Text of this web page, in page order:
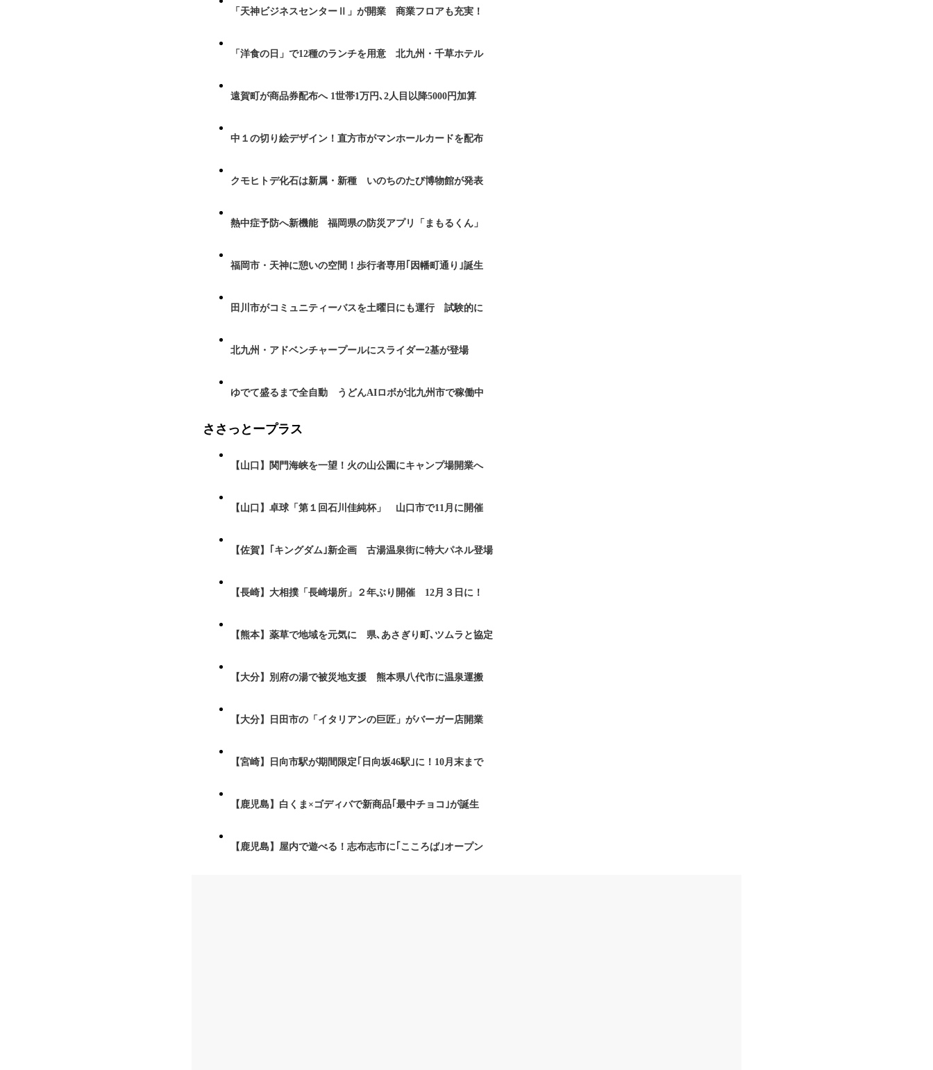
「天神ビジネスセンターⅡ」が開業 商業フロアも充実！
「洋食の日」で12種のランチを用意 北九州・千草ホテル
遠賀町が商品券配布へ 1世帯1万円､2人目以降5000円加算
中１の切り絵デザイン！直方市がマンホールカードを配布
クモヒトデ化石は新属・新種 いのちのたび博物館が発表
熱中症予防へ新機能 福岡県の防災アプリ「まもるくん」
福岡市・天神に憩いの空間！歩行者専用｢因幡町通り｣誕生
田川市がコミュニティーバスを土曜日にも運行 試験的に
北九州・アドベンチャープールにスライダー2基が登場
ゆでて盛るまで全自動 うどんAIロボが北九州市で稼働中
ささっとープラス
【山口】関門海峡を一望！火の山公園にキャンプ場開業へ
【山口】卓球「第１回石川佳純杯」 山口市で11月に開催
【佐賀】｢キングダム｣新企画 古湯温泉街に特大パネル登場
【長崎】大相撲「長崎場所」２年ぶり開催 12月３日に！
【熊本】薬草で地域を元気に 県､あさぎり町､ツムラと協定
【大分】別府の湯で被災地支援 熊本県八代市に温泉運搬
【大分】日田市の「イタリアンの巨匠」がバーガー店開業
【宮崎】日向市駅が期間限定｢日向坂46駅｣に！10月末まで
【鹿児島】白くま×ゴディバで新商品｢最中チョコ｣が誕生
【鹿児島】屋内で遊べる！志布志市に｢こころば｣オープン